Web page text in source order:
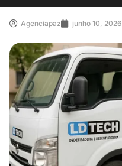
Agenciapaz junho 10, 2026